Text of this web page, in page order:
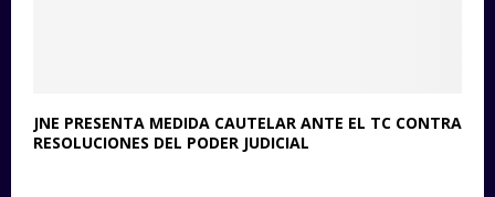
JNE PRESENTA MEDIDA CAUTELAR ANTE EL TC CONTRA
RESOLUCIONES DEL PODER JUDICIAL